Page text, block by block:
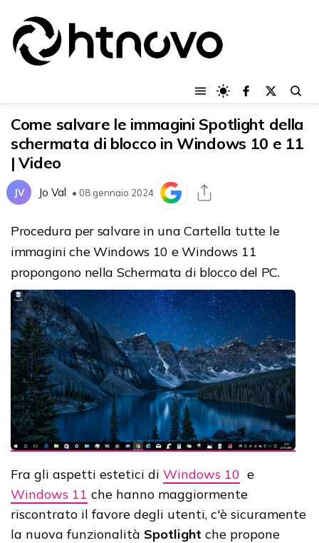
Come salvare le immagini Spotlight della
schermata di blocco in Windows 10 e 11
| Video
JV Jo Val • 08 gennaio 2024
Procedura per salvare in una Cartella tutte le
immagini che Windows 10 e Windows 11
propongono nella Schermata di blocco del PC.
Fra gli aspetti estetici di Windows 10 e
Windows 11 che hanno maggiormente
riscontrato il favore degli utenti, c'è sicuramente
la nuova funzionalità Spotlight che propone